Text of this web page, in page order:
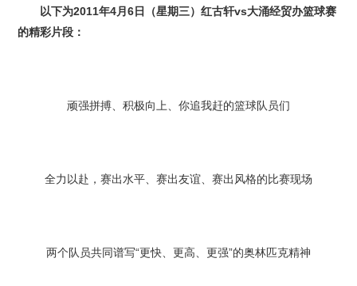
以下为2011年4月6日（星期三）红古轩vs大涌经贸办篮球赛
的精彩片段：
顽强拼搏、积极向上、你追我赶的篮球队员们
全力以赴，赛出水平、赛出友谊、赛出风格的比赛现场
两个队员共同谱写“更快、更高、更强”的奥林匹克精神